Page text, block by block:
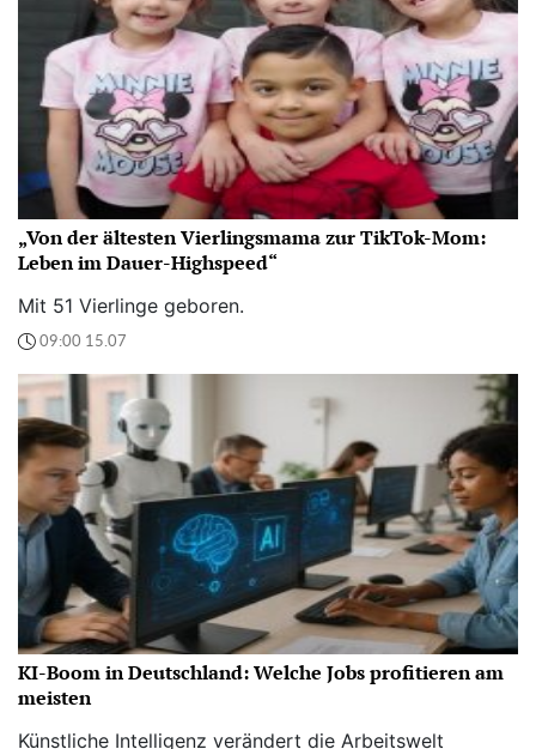
„Von der ältesten Vierlingsmama zur TikTok-Mom:
Leben im Dauer-Highspeed“
Mit 51 Vierlinge geboren.
09:00 15.07
KI-Boom in Deutschland: Welche Jobs profitieren am
meisten
Künstliche Intelligenz verändert die Arbeitswelt